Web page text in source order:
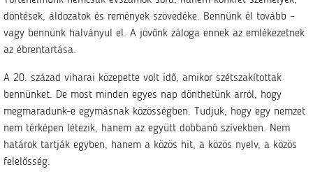
döntések, áldozatok és remények szövedéke. Bennünk él tovább –
vagy bennünk halványul el. A jövőnk záloga ennek az emlékezetnek
az ébrentartása.
A 20. század viharai közepette volt idő, amikor szétszakítottak
bennünket. De most minden egyes nap dönthetünk arról, hogy
megmaradunk-e egymásnak közösségben. Tudjuk, hogy egy nemzet
nem térképen létezik, hanem az együtt dobbanó szívekben. Nem
határok tartják egyben, hanem a közös hit, a közös nyelv, a közös
felelősség.